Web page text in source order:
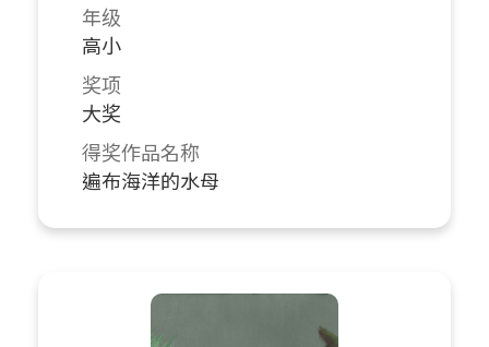
年级
高小
奖项
大奖
得奖作品名称
遍布海洋的水母